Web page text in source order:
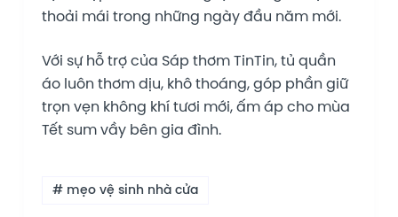
thoải mái trong những ngày đầu năm mới.
Với sự hỗ trợ của Sáp thơm TinTin, tủ quần
áo luôn thơm dịu, khô thoáng, góp phần giữ
trọn vẹn không khí tươi mới, ấm áp cho mùa
Tết sum vầy bên gia đình.
# mẹo vệ sinh nhà cửa